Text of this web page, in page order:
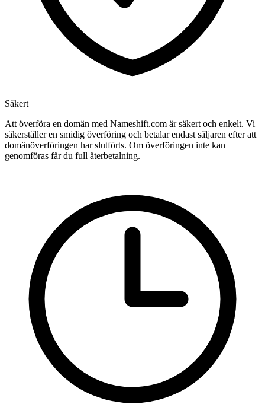
Säkert
Att överföra en domän med Nameshift.com är säkert och enkelt. Vi
säkerställer en smidig överföring och betalar endast säljaren efter att
domänöverföringen har slutförts. Om överföringen inte kan
genomföras får du full återbetalning.